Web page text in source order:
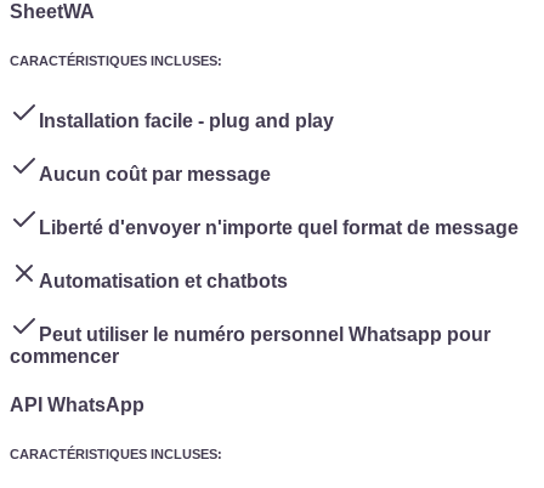
SheetWA
CARACTÉRISTIQUES INCLUSES:
Installation facile - plug and play
Aucun coût par message
Liberté d'envoyer n'importe quel format de message
Automatisation et chatbots
Peut utiliser le numéro personnel Whatsapp pour
commencer
API WhatsApp
CARACTÉRISTIQUES INCLUSES: